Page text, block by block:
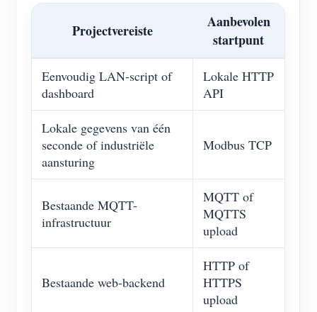
Projectvereiste
Aanbevolen
startpunt
Eenvoudig LAN-script of
dashboard
Lokale HTTP
API
Lokale gegevens van één
seconde of industriële
aansturing
Modbus TCP
Bestaande MQTT-
infrastructuur
MQTT of
MQTTS
upload
Bestaande web-backend
HTTP of
HTTPS
upload